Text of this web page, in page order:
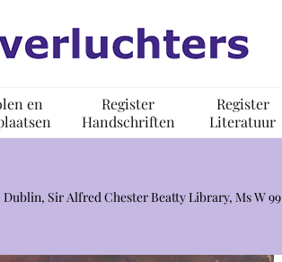
en
Register
Handschriften
Register
Literatuur
Dublin, Sir Alfred Chester Beatty Library, Ms W